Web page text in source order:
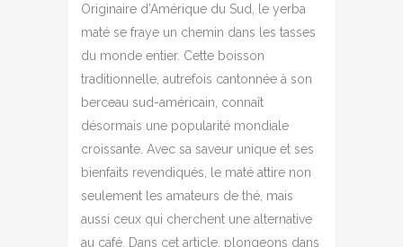
Originaire d’Amérique du Sud, le yerba
maté se fraye un chemin dans les tasses
du monde entier. Cette boisson
traditionnelle, autrefois cantonnée à son
berceau sud-américain, connaît
désormais une popularité mondiale
croissante. Avec sa saveur unique et ses
bienfaits revendiqués, le maté attire non
seulement les amateurs de thé, mais
aussi ceux qui cherchent une alternative
au café. Dans cet article, plongeons dans